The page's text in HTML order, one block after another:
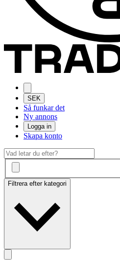
SEK
Så funkar det
Ny annons
Logga in
Skapa konto
Filtrera efter kategori